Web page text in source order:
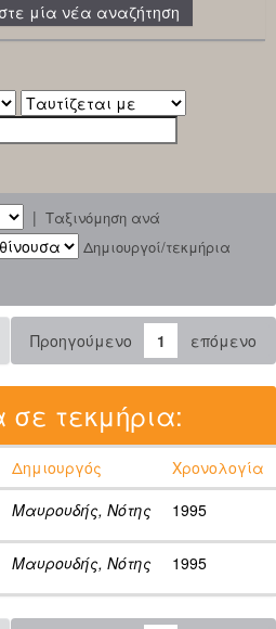
μία νέα αναζήτηση
| Ταξινόμηση ανά
Δημιουργοί/τεκμήρια
Προηγούμενο 1 επόμενο
τεκμήρια:
Δημιουργός
Χρονολογία
Μαυρουδής, Νότης 1995
Μαυρουδής, Νότης 1995